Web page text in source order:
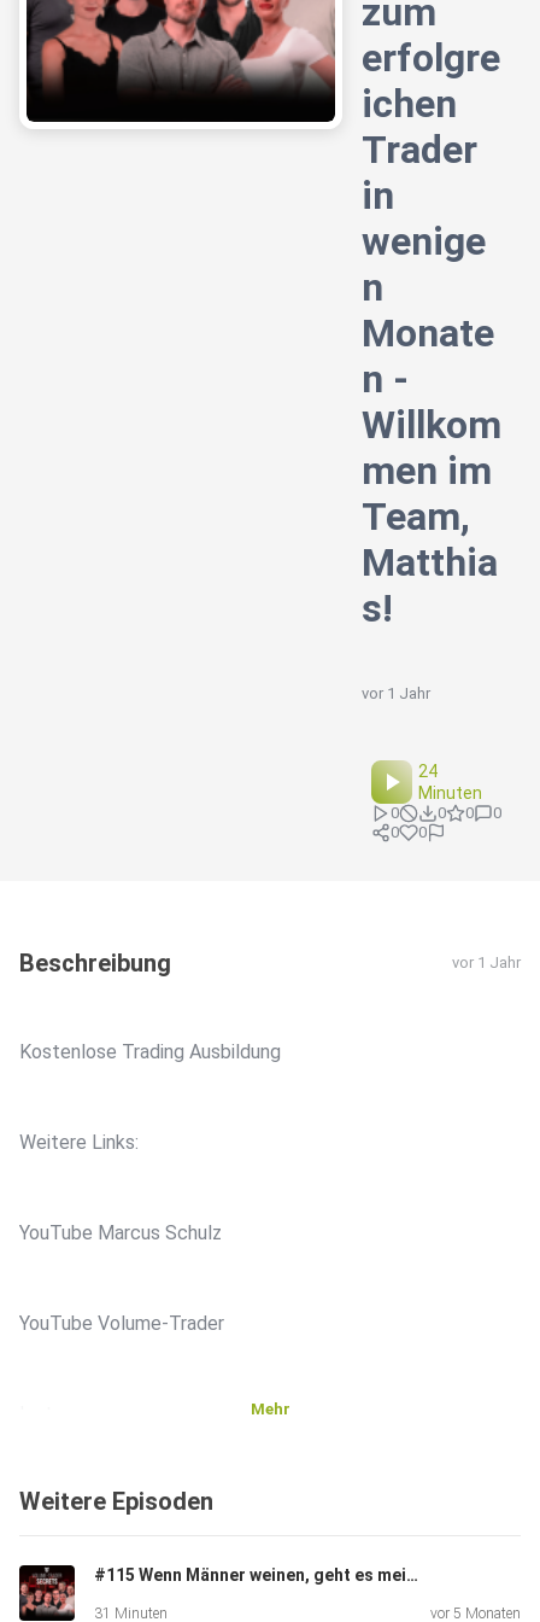
zum
erfolgre
ichen
Trader
in
wenige
n
Monate
n -
Willkom
men im
Team,
Matthia
s!
vor 1 Jahr
24
Minuten
0 0 0
0
0
0
Beschreibung vor 1 Jahr
⁠⁠Kostenlose Trading Ausbildung⁠⁠
Weitere Links:
⁠⁠YouTube Marcus Schulz⁠⁠
⁠⁠YouTube Volume-Trader⁠⁠
⁠⁠Website
Mehr
Weitere Episoden
#115 Wenn Männer weinen, geht es meist um Technik! (+Special Gast)
31 Minuten vor 5 Monaten